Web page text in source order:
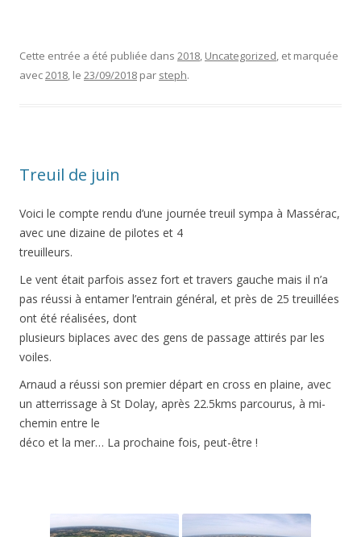
Cette entrée a été publiée dans 2018, Uncategorized, et marquée
avec2018, le 23/09/2018 par steph.
Treuil de juin
Voici le compte rendu d’une journée treuil sympa à Massérac,
avec une dizaine de pilotes et 4
treuilleurs.
Le vent était parfois assez fort et travers gauche mais il n’a
pas réussi à entamer l’entrain général, et près de 25 treuillées
ont été réalisées, dont
plusieurs biplaces avec des gens de passage attirés par les
voiles.
Arnaud a réussi son premier départ en cross en plaine, avec
un atterrissage à St Dolay, après 22.5kms parcourus, à mi-
chemin entre le
déco et la mer… La prochaine fois, peut-être !